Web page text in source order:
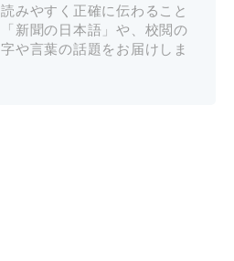
みやすく正確に伝わること
新聞の日本語」や、校閲の
や言葉の話題をお届けしま